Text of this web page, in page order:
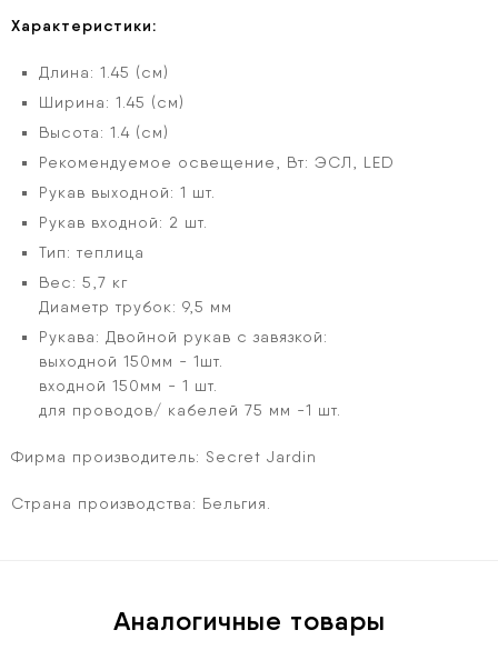
Характеристики:
Длина: 1.45 (см)
Ширина: 1.45 (см)
Высота: 1.4 (см)
Рекомендуемое освещение, Вт: ЭСЛ, LED
Рукав выходной: 1 шт.
Рукав входной: 2 шт.
Тип: теплица
Вес: 5,7 кг
Диаметр трубок: 9,5 мм
Рукава: Двойной рукав с завязкой:
выходной 150мм - 1шт.
входной 150мм - 1 шт.
для проводов/ кабелей 75 мм -1 шт.
Фирма производитель: Secret Jardin
Страна производства: Бельгия.
Аналогичные товары